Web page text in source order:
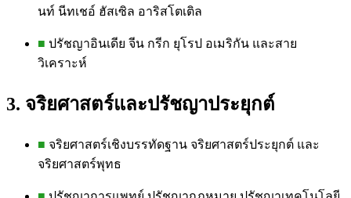
นท์ นีทเชอ์ ฮัสเซิล อาริสโตเติล
■ ปรัชญาอินเดีย จีน กรีก ยุโรป อเมริกัน และสาย
วิเคราะห์
3. จริยศาสตร์และปรัชญาประยุกต์
■ จริยศาสตร์เชิงบรรทัดฐาน จริยศาสตร์ประยุกต์ และ
จริยศาสตร์พุทธ